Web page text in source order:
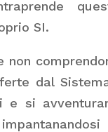
SI.
non
dal
e si